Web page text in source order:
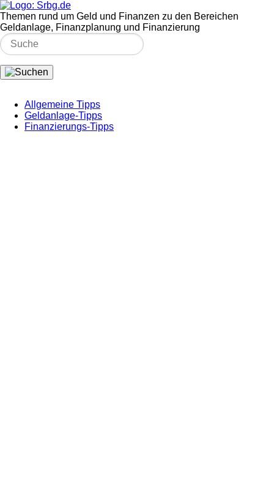
Themen rund um Geld und Finanzen zu den Bereichen
Geldanlage, Finanzplanung und Finanzierung
Allgemeine Tipps
Geldanlage-Tipps
Finanzierungs-Tipps